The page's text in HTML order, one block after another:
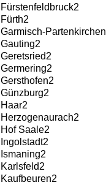
Fürstenfeldbruck2
Fürth2
Garmisch-Partenkirchen
Gauting2
Geretsried2
Germering2
Gersthofen2
Günzburg2
Haar2
Herzogenaurach2
Hof Saale2
Ingolstadt2
Ismaning2
Karlsfeld2
Kaufbeuren2